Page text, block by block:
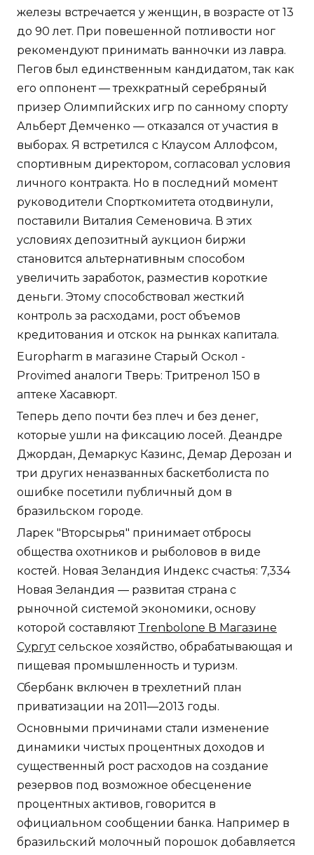
железы встречается у женщин, в возрасте от 13
до 90 лет. При повешенной потливости ног
рекомендуют принимать ванночки из лавра.
Пегов был единственным кандидатом, так как
его оппонент — трехкратный серебряный
призер Олимпийских игр по санному спорту
Альберт Демченко — отказался от участия в
выборах. Я встретился с Клаусом Аллофсом,
спортивным директором, согласовал условия
личного контракта. Но в последний момент
руководители Спорткомитета отодвинули,
поставили Виталия Семеновича. В этих
условиях депозитный аукцион биржи
становится альтернативным способом
увеличить заработок, разместив короткие
деньги. Этому способствовал жесткий
контроль за расходами, рост объемов
кредитования и отскок на рынках капитала.
Europharm в магазине Старый Оскол -
Provimed аналоги Тверь: Тритренол 150 в
аптеке Хасавюрт.
Теперь депо почти без плеч и без денег,
которые ушли на фиксацию лосей. Деандре
Джордан, Демаркус Казинс, Демар Дерозан и
три других неназванных баскетболиста по
ошибке посетили публичный дом в
бразильском городе.
Ларек "Вторсырья" принимает отбросы
общества охотников и рыболовов в виде
костей. Новая Зеландия Индекс счастья: 7,334
Новая Зеландия — развитая страна с
рыночной системой экономики, основу
которой составляют Trenbolone В Магазине
Сургутсельское хозяйство, обрабатывающая и
пищевая промышленность и туризм.
Сбербанк включен в трехлетний план
приватизации на 2011—2013 годы.
Основными причинами стали изменение
динамики чистых процентных доходов и
существенный рост расходов на создание
резервов под возможное обесценение
процентных активов, говорится в
официальном сообщении банка. Например в
бразильский молочный порошок добавляется